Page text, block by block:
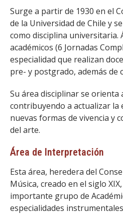
Estudiantes
Académicas/os
Surge a partir de 1930 en el
de la Universidad de Chile y
como disciplina universitaria.
académicos (6 Jornadas
especialidad que realizan
pre- y postgrado, además de
Su área disciplinar se orienta
contribuyendo a actualizar la
nuevas formas de vivencia y
del arte.
Área de Interpretación
Esta área, heredera del
Música, creado en el siglo
importante grupo de
especialidades